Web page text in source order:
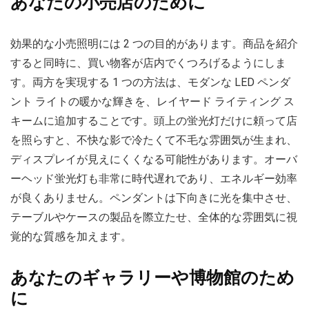
効果的な小売照明には 2 つの目的があります。商品を紹介
すると同時に、買い物客が店内でくつろげるようにしま
す。両方を実現する 1 つの方法は、モダンな LED ペンダ
ント ライトの暖かな輝きを、レイヤード ライティング ス
キームに追加することです。頭上の蛍光灯だけに頼って店
を照らすと、不快な影で冷たくて不毛な雰囲気が生まれ、
ディスプレイが見えにくくなる可能性があります。オーバ
ーヘッド蛍光灯も非常に時代遅れであり、エネルギー効率
が良くありません。ペンダントは下向きに光を集中させ、
テーブルやケースの製品を際立たせ、全体的な雰囲気に視
覚的な質感を加えます。
あなたのギャラリーや博物館のため
に